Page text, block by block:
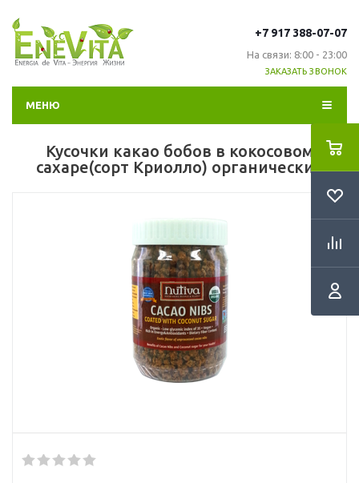
+7 917 388-07-07
На связи: 8:00 - 23:00
ЗАКАЗАТЬ ЗВОНОК
МЕНЮ
Кусочки какао бобов в кокосовом
сахаре(сорт Криолло) органические